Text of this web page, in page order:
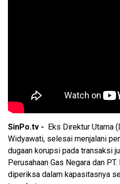
SinPo.tv -
Eks Direktur Utama
Widyawati, selesai menjalani
dugaan korupsi pada transaksi
Perusahaan Gas Negara dan
diperiksa dalam kapasitasnya